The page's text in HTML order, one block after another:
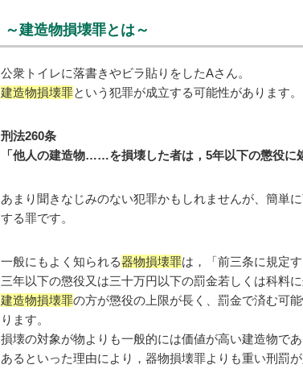
～建造物損壊罪とは～
公衆トイレに落書きやビラ貼りをしたAさん。
建造物損壊罪という犯罪が成立する可能性があります。
刑法260条
「他人の建造物……を損壊した者は，5年以下の懲役に
あまり聞きなじみのない犯罪かもしれませんが、簡単に
する罪です。
一般にもよく知られる器物損壊罪は，「前三条に規定
三年以下の懲役又は三十万円以下の罰金若しくは科料
建造物損壊罪の方が懲役の上限が長く、罰金で済む可
ります。
損壊の対象が物よりも一般的には価値が高い建造物で
あるといった理由により，器物損壊罪よりも重い刑罰が